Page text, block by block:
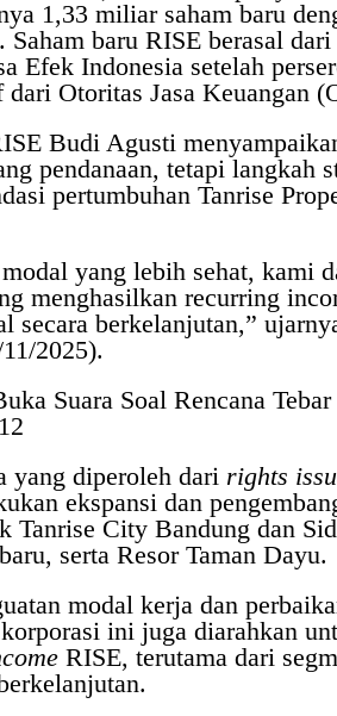
1,33 miliar saham baru
Saham baru RISE berasal
Efek Indonesia setelah
Otoritas Jasa Keuangan
Budi Agusti
pendanaan, tetapi langkah
pertumbuhan Tanrise
yang lebih sehat, kami
menghasilkan recurring
secara berkelanjutan,”
2025).
Suara Soal Rencana
yang diperoleh dari rights
ekspansi dan
Tanrise City Bandung dan
serta Resor Taman Dayu.
modal kerja dan
ini juga diarahkan
RISE, terutama dari